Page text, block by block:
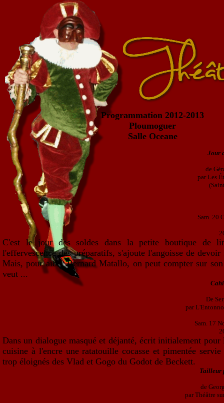
Programmation 2012-2013
Ploumoguer
Salle Oceane
Jour
de
par Les
Sam. 20
C'est le jour des soldes dans la petite boutique de
l'effervescence des préparatifs, s'ajoute l'angoisse de
Mais, pour aider Bernard Matallo, on peut compter sur
veut ...
De
par
Sam. 17
Dans un dialogue masqué et déjanté, écrit initialement
cuisine à l'encre une ratatouille cocasse et pimentée
trop éloignés des Vlad et Gogo du Godot de Beckett.
Tailleur
de
par Théâtre